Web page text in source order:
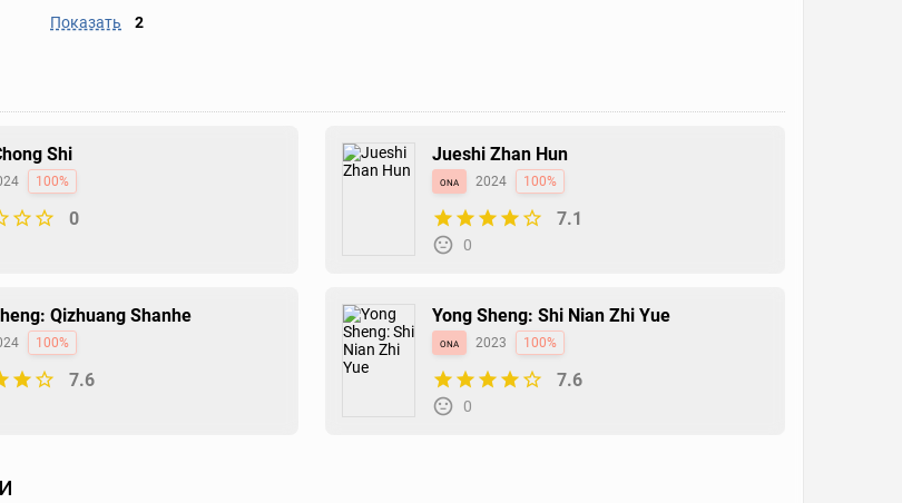
Показать 2
Shi
100%
0
Jueshi Zhan Hun
ona 2024 100%
7.1
0
Qizhuang Shanhe
100%
7.6
Yong Sheng: Shi Nian Zhi Yue
ona 2023 100%
7.6
0